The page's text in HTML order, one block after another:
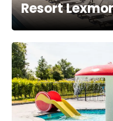
Resort